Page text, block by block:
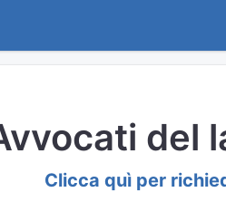
del
Clicca quì per